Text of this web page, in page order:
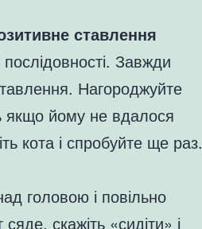
ставлення
Завжди
Нагороджуйте
якщо йому не вдалося
кота і спробуйте ще раз.
головою і повільно
скажіть «сидіти» і